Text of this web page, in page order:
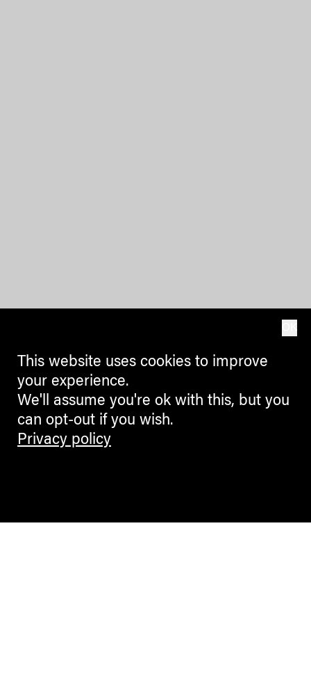
This website uses cookies to improve
your experience.
We'll assume you're ok with this, but you
can opt-out if you wish.
Privacy policy